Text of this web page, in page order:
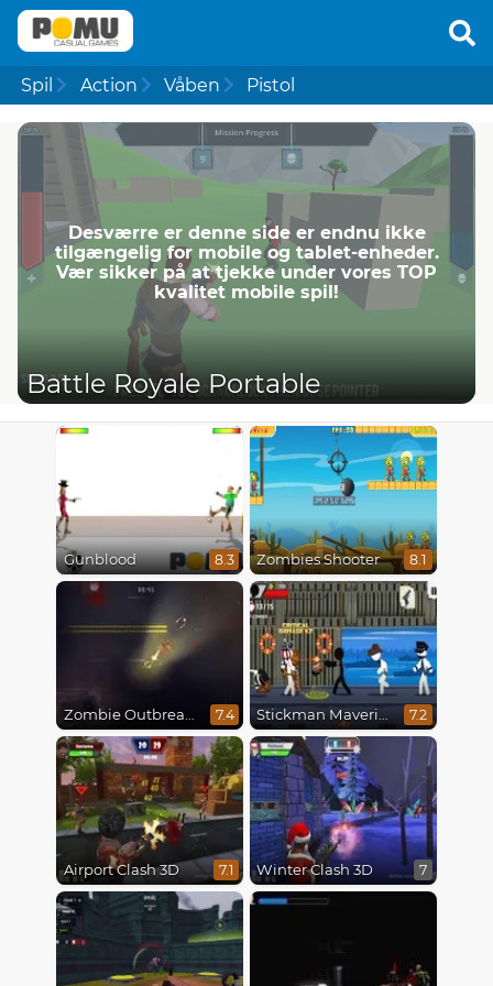
Spil Action Våben Pistol
Desværre er denne side er endnu ikke
tilgængelig for mobile og tablet-enheder.
Vær sikker på at tjekke under vores TOP
kvalitet mobile spil!
Battle Royale Portable
Gunblood 8.3 Zombies Shooter 8.1
Zombie Outbreak Arena 7.4 Stickman Maverick: Bad Boys Killer 7.2
Airport Clash 3D 7.1 Winter Clash 3D 7